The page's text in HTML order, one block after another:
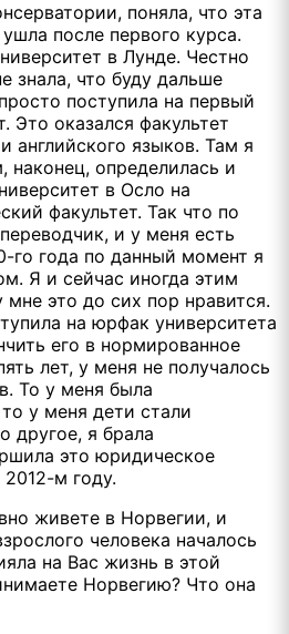
поняла, что эта
после первого курса.
в Лунде. Честно
знала, что буду дальше
поступила на первый
Это оказался факультет
английского языков. Там я
наконец, определилась и
в Осло на
факультет. Так что по
и у меня есть
го года по данный момент я
Я и сейчас иногда этим
это до сих пор нравится.
на юрфак университета
его в нормированное
лет, у меня не получалось
То у меня была
у меня дети стали
другое, я брала
это юридическое
м году.
живете в Норвегии, и
человека началось
на Вас жизнь в этой
Норвегию? Что она